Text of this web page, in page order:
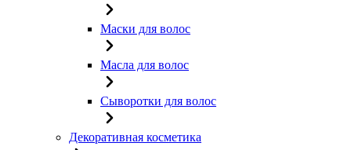
Маски для волос
Масла для волос
Сыворотки для волос
Декоративная косметика